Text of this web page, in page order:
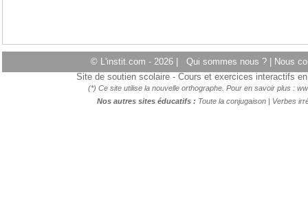
© L'instit.com - 2026 | Qui sommes nous ?
Nous
Site de soutien scolaire - Cours et exercices interactifs
(*) Ce site utilise la nouvelle orthographe. Pour en savoir plus :
Nos autres sites éducatifs : Toute la conjugaison| Verbes